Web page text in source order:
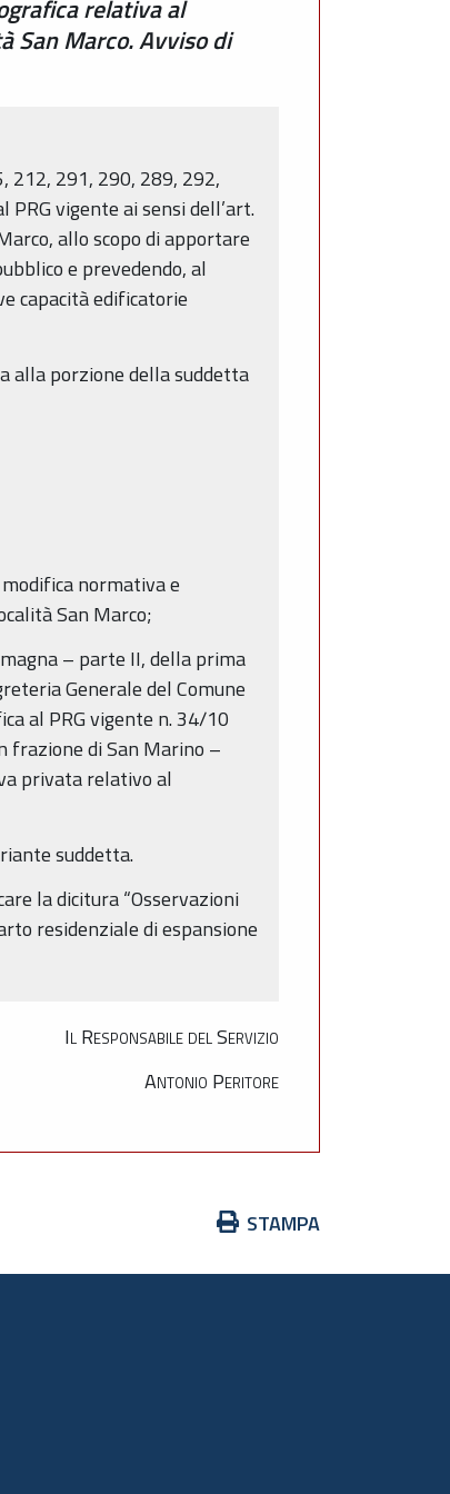
relativa al
San Marco. Avviso di
212, 291, 290, 289, 292,
vigente ai sensi dell’art.
allo scopo di apportare
e prevedendo, al
capacità edificatorie
alla porzione della suddetta
normativa e
San Marco;
– parte II, della prima
Generale del Comune
al PRG vigente n. 34/10
frazione di San Marino –
privata relativo al
suddetta.
la dicitura “Osservazioni
residenziale di espansione
Il Responsabile del Servizio
Antonio Peritore
Azioni
documento
STAMPA